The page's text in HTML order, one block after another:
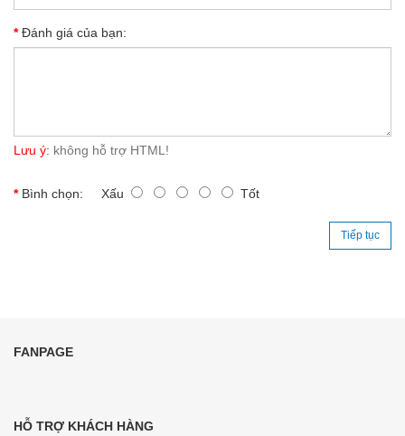
Đánh giá của bạn:
Lưu ý: không hỗ trợ HTML!
Bình chọn: Xấu Tốt
Tiếp tục
FANPAGE
HỖ TRỢ KHÁCH HÀNG